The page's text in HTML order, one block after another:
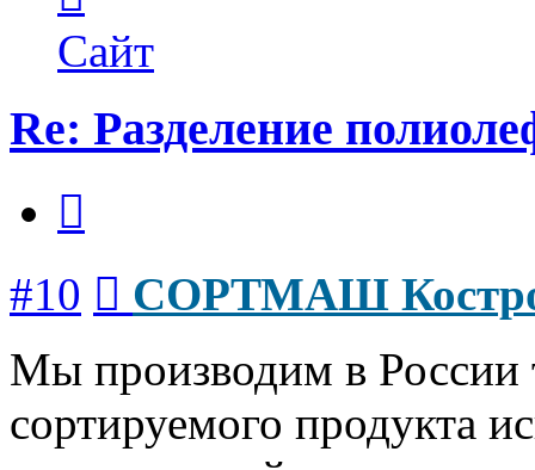
пользователя
СОРТМАШ
Кострома
Сайт
Re: Разделение
#10
СОРТМАШ
Мы производим в России
сортируемого продукта